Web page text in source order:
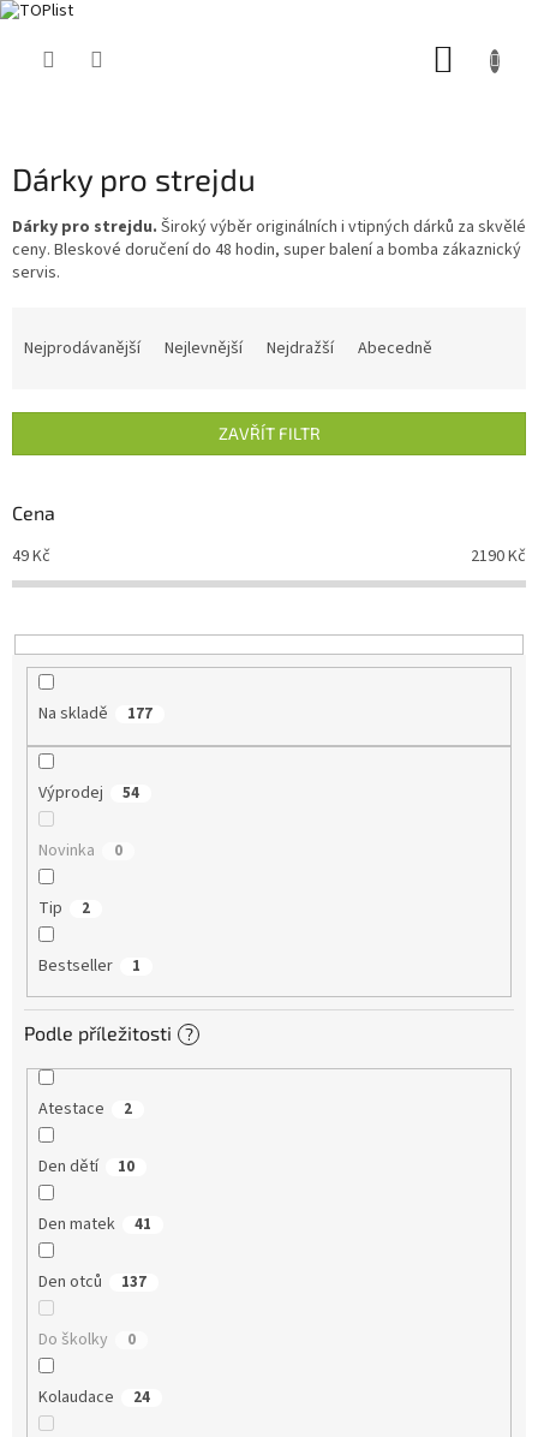
Dárky pro strejdu
Dárky pro strejdu. Široký výběr originálních i vtipných dárků za skvělé
ceny. Bleskové doručení do 48 hodin, super balení a bomba zákaznický
servis.
í
r
o
d
u
t
ů
Nejprodávanější Nejlevnější Nejdražší Abecedně
ZAVŘÍT FILTR
Cena
49Kč 2190Kč
Na skladě 177
Výprodej 54
Novinka 0
Tip 2
Bestseller 1
Podle příležitosti ?
Atestace 2
Den dětí 10
Den matek 41
Den otců 137
Do školky 0
Kolaudace 24